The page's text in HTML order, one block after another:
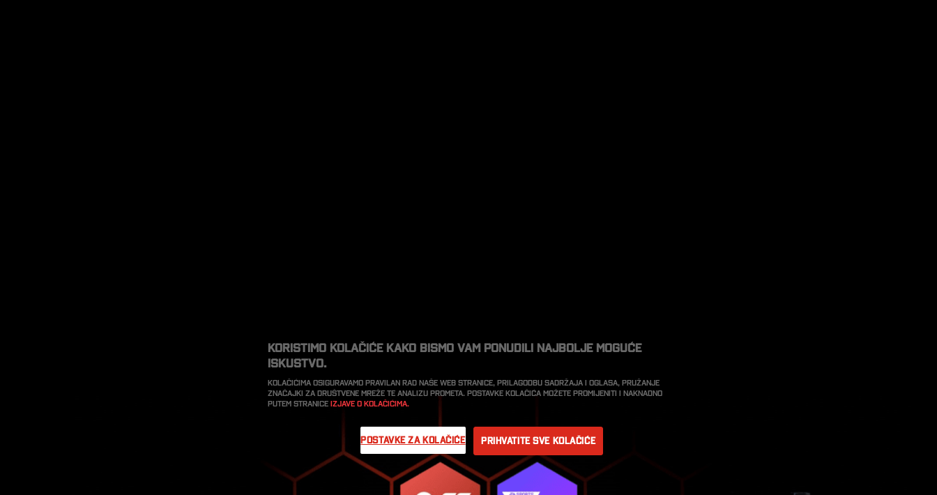
Koristimo kolačiće kako bismo vam ponudili najbolje moguće
iskustvo.
Kolačićima osiguravamo pravilan rad naše web stranice, prilagodbu sadržaja i oglasa, pružanje
značajki za društvene mreže te analizu prometa. Postavke kolačića možete promijeniti i naknadno
putem stranice Izjave o kolačićima.
Postavke za kolačiće Prihvatite sve kolačiće